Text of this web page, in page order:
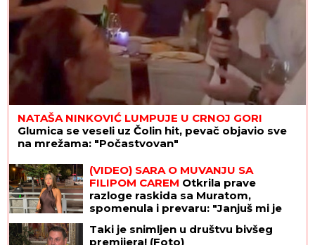
NATAŠA NINKOVIĆ LUMPUJE U CRNOJ GORI
Glumica se veseli uz Čolin hit, pevač objavio sve
na mrežama: "Počastvovan"
(VIDEO) SARA O MUVANJU SA
FILIPOM CAREM Otkrila prave
razloge raskida sa Muratom,
spomenula i prevaru: "Janjuš mi je
Taki je snimljen u društvu bivšeg
premijera! (Foto)